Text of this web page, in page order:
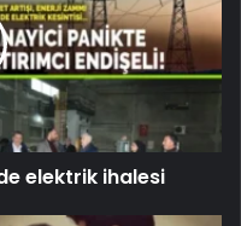
elektrik ihalesi